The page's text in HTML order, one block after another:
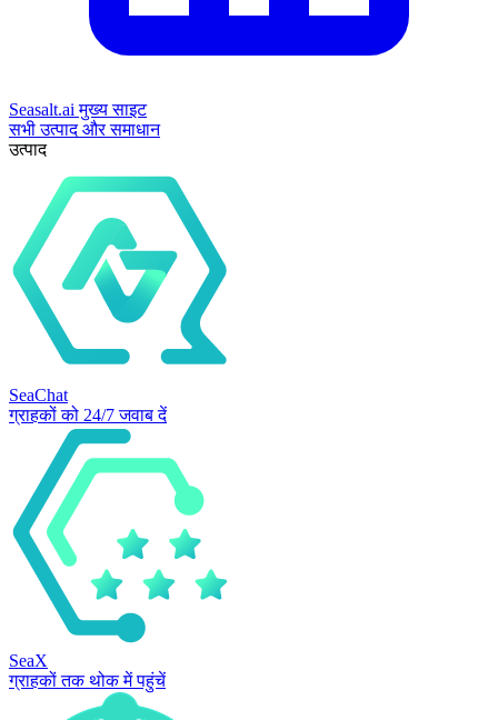
Seasalt.ai मुख्य साइट
सभी उत्पाद और समाधान
उत्पाद
SeaChat
ग्राहकों को 24/7 जवाब दें
SeaX
ग्राहकों तक थोक में पहुंचें